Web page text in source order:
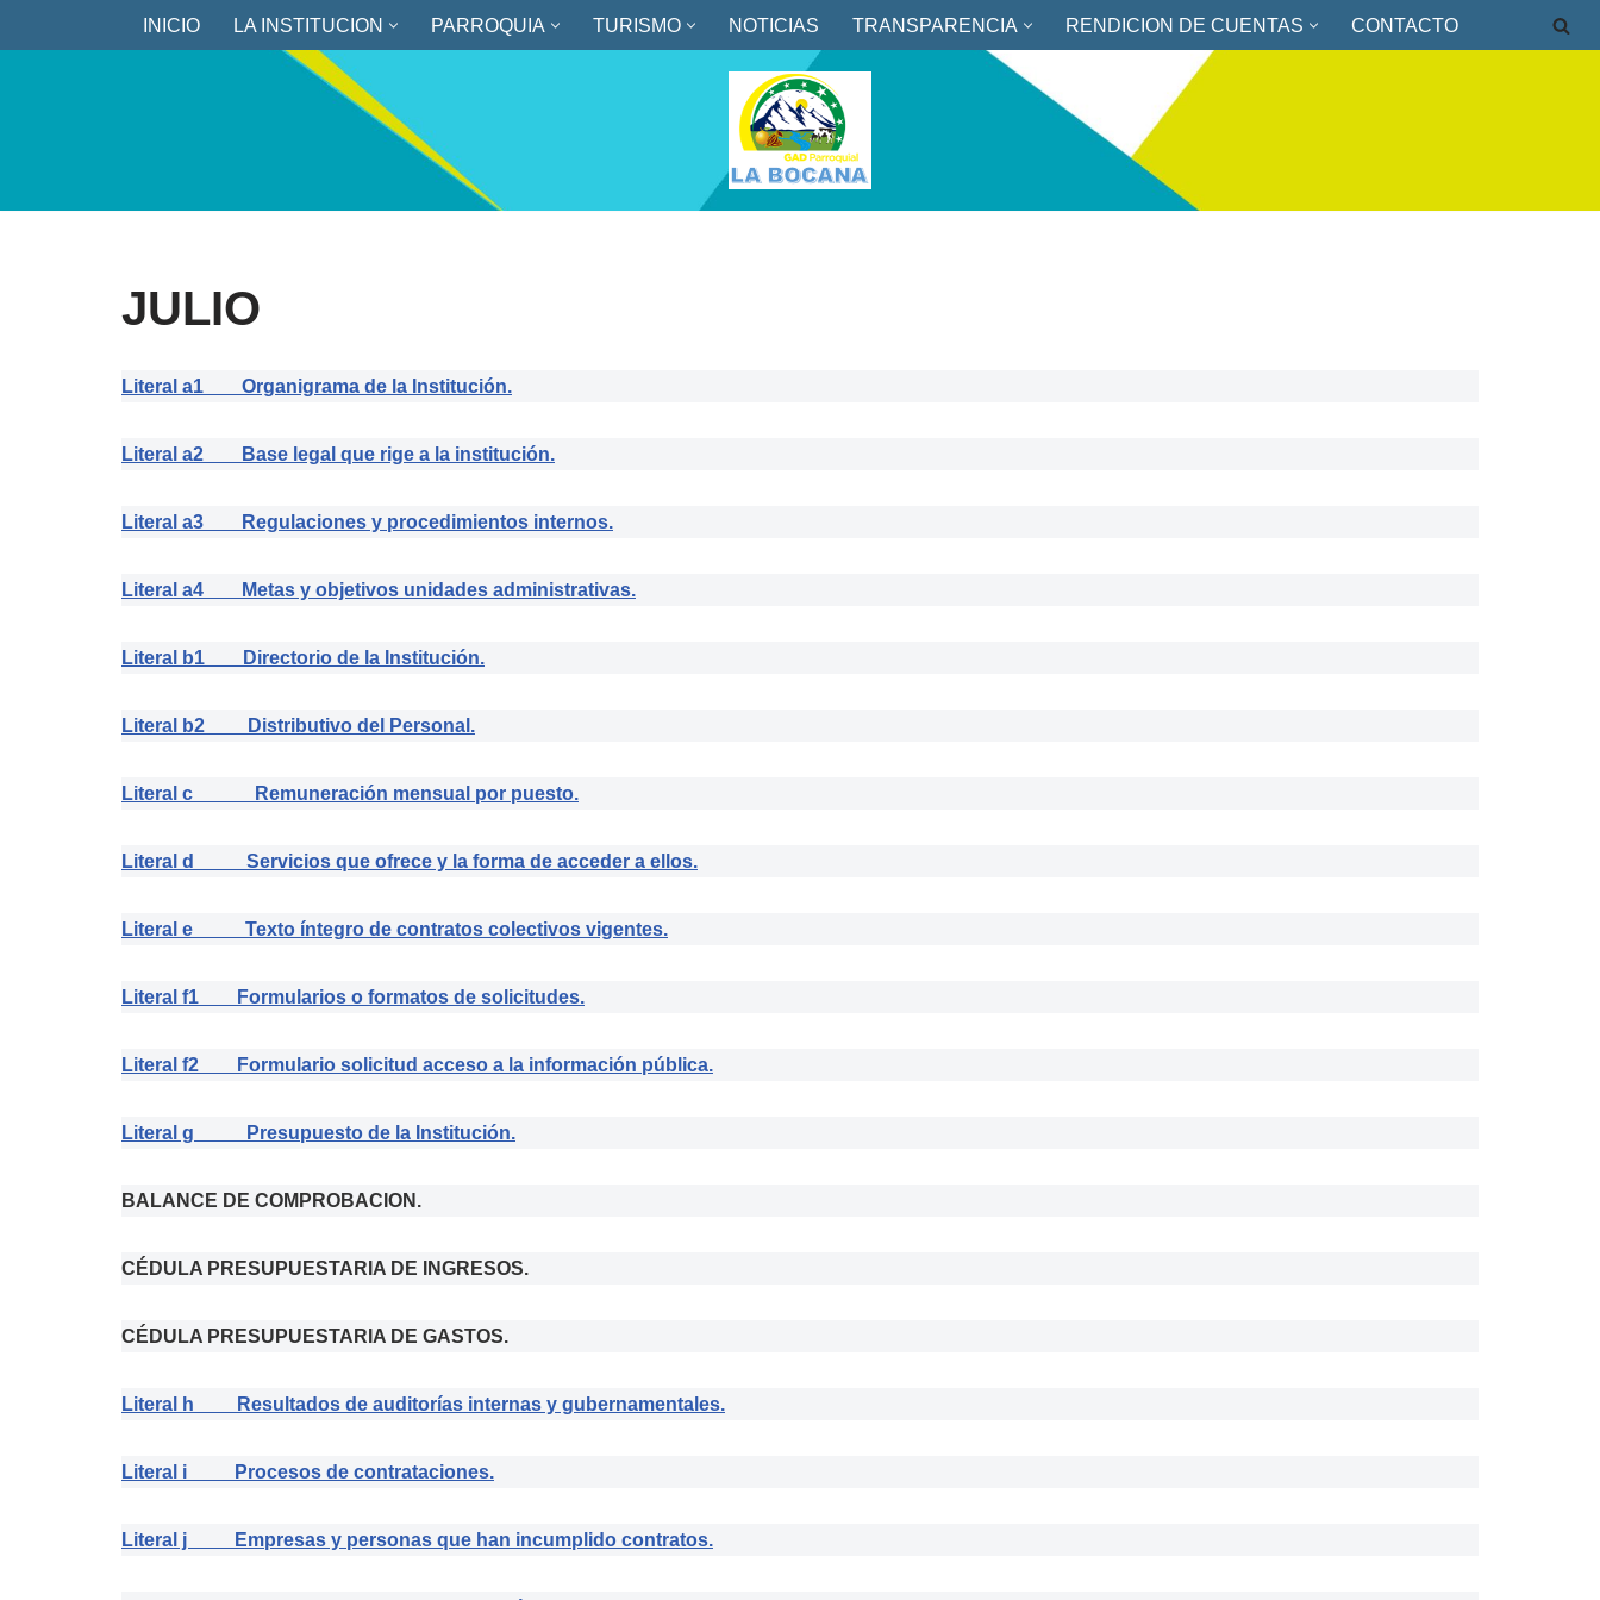
INICIO LA INSTITUCION PARROQUIA TURISMO NOTICIAS TRANSPARENCIA RENDICION DE CUENTAS CONTACTO
JULIO
Literal a1 Organigrama de la Institución.
Literal a2 Base legal que rige a la institución.
Literal a3 Regulaciones y procedimientos internos.
Literal a4 Metas y objetivos unidades administrativas.
Literal b1 Directorio de la Institución.
Literal b2 Distributivo del Personal.
Literal c Remuneración mensual por puesto.
Literal d Servicios que ofrece y la forma de acceder a ellos.
Literal e Texto íntegro de contratos colectivos vigentes.
Literal f1 Formularios o formatos de solicitudes.
Literal f2 Formulario solicitud acceso a la información pública.
Literal g Presupuesto de la Institución.
BALANCE DE COMPROBACION.
CÉDULA PRESUPUESTARIA DE INGRESOS.
CÉDULA PRESUPUESTARIA DE GASTOS.
Literal h Resultados de auditorías internas y gubernamentales.
Literal i Procesos de contrataciones.
Literal j Empresas y personas que han incumplido contratos.